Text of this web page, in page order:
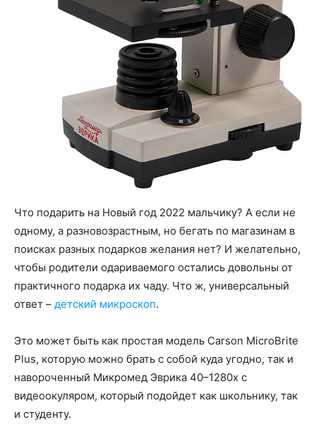
Что подарить на Новый год 2022 мальчику? А если не
одному, а разновозрастным, но бегать по магазинам в
поисках разных подарков желания нет? И желательно,
чтобы родители одариваемого остались довольны от
практичного подарка их чаду. Что ж, универсальный
ответ – детский микроскоп.
Это может быть как простая модель Carson MicroBrite
Plus, которую можно брать с собой куда угодно, так и
навороченный Микромед Эврика 40–1280х с
видеоокуляром, который подойдет как школьнику, так
и студенту.